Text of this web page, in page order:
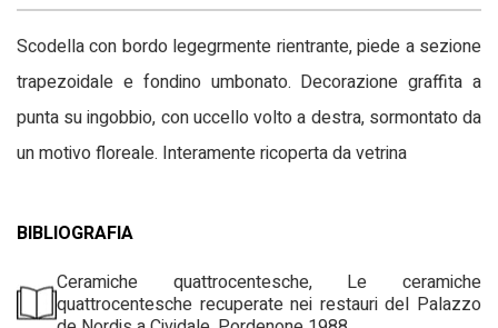
Scodella con bordo legegrmente rientrante, piede a sezione
trapezoidale e fondino umbonato. Decorazione graffita a
punta su ingobbio, con uccello volto a destra, sormontato da
un motivo floreale. Interamente ricoperta da vetrina
BIBLIOGRAFIA
Ceramiche quattrocentesche, Le ceramiche
quattrocentesche recuperate nei restauri del Palazzo